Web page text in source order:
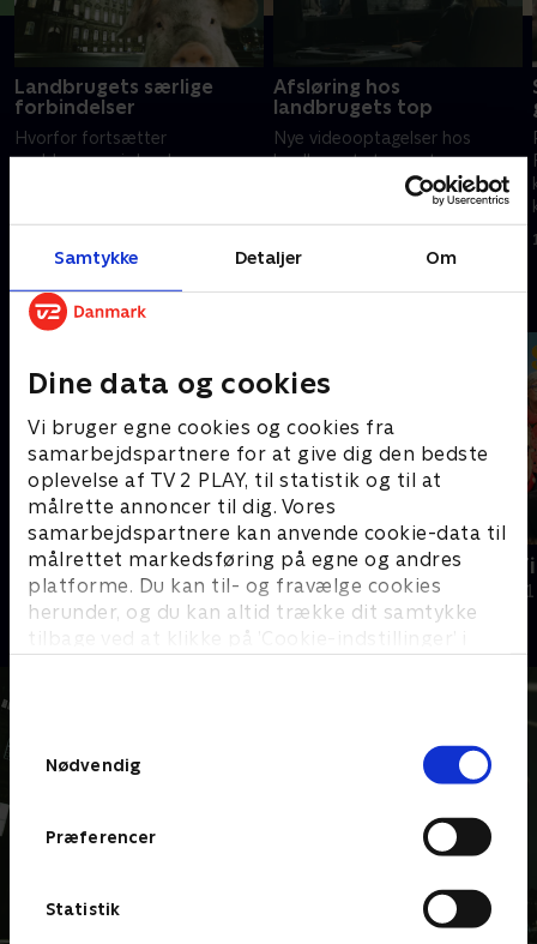
Samtykke Detaljer Om
Dine data og cookies
Vi bruger egne cookies og cookies fra
samarbejdspartnere for at give dig den bedste
oplevelse af TV 2 PLAY, til statistik og til at
målrette annoncer til dig. Vores
samarbejdspartnere kan anvende cookie-data til
målrettet markedsføring på egne og andres
platforme. Du kan til- og fravælge cookies
herunder, og du kan altid trække dit samtykke
tilbage ved at klikke på ’Cookie-indstillinger’ i
Nødvendig
Præferencer
Statistik
Landbrugets særlige
forbindelser
Hvorfor fortsætter
problemerne i dansk
nye optagelser fra
grisetransporter.
Afsløring hos
landbrugets top
Nye videooptagelser hos
landbrugets top ryster
eksperter, der finder forhold så
kritiske, at de i flere tilfælde er i
strid med dyrevelfærdsloven.
Andre så også
Operation X
Dokumentar
Slaget om
Dokumentar •